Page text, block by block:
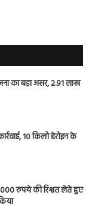
का बड़ा असर, 2.91 लाख
10 किलो हेरोइन के
रुपये की रिश्वत लेते हुए